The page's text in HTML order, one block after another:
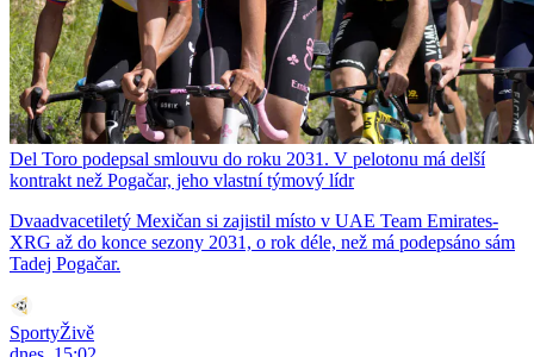
Del Toro podepsal smlouvu do roku 2031. V pelotonu má delší
kontrakt než Pogačar, jeho vlastní týmový lídr
Dvaadvacetiletý Mexičan si zajistil místo v UAE Team Emirates-
XRG až do konce sezony 2031, o rok déle, než má podepsáno sám
Tadej Pogačar.
SportyŽivě